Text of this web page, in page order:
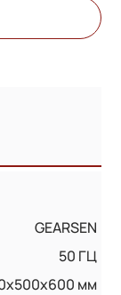
GEARSEN
50 ГЦ
мм